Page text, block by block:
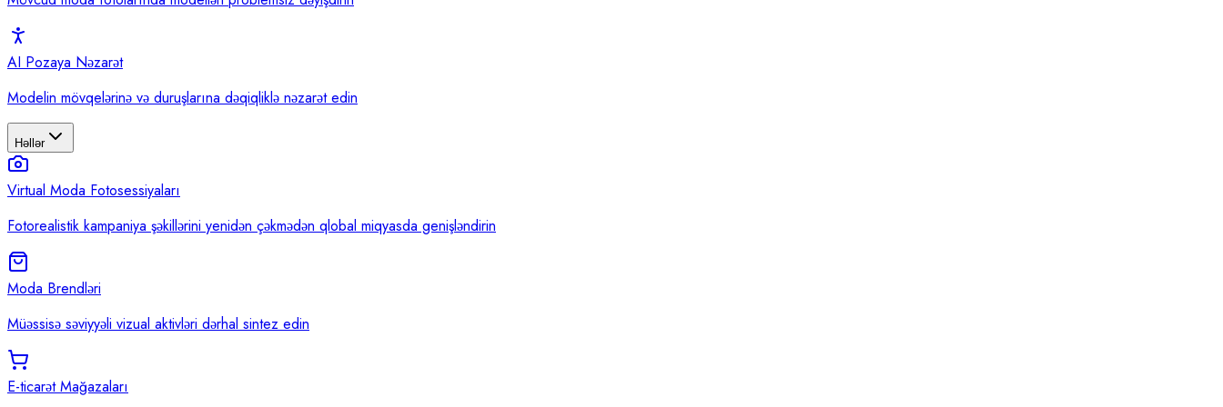
AI Pozaya Nəzarət
Modelin mövqelərinə və duruşlarına dəqiqliklə nəzarət edin
Həllər
Virtual Moda Fotosessiyaları
Fotorealistik kampaniya şəkillərini yenidən çəkmədən qlobal miqyasda genişləndirin
Moda Brendləri
Müəssisə səviyyəli vizual aktivləri dərhal sintez edin
E-ticarət Mağazaları